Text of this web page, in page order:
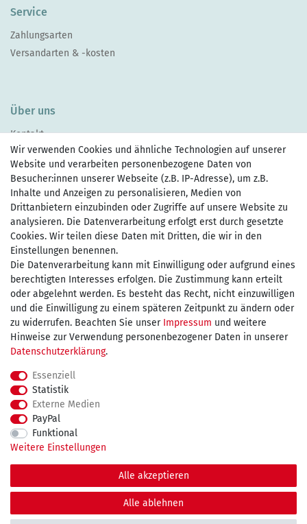
Service
Zahlungsarten
Versandarten & -kosten
Über uns
Kontakt
Zahlen Sie bequem per
Wir versenden mit
kostenfreie Lieferung
innerhalb Deutschland ab 75€
Impressum
Vertrag widerrufen
© Copyright 2026 maDDma GmbH. | Alle Rechte vorbehalten.
Wir verwenden Cookies und ähnliche Technologien auf unserer
Website und verarbeiten personenbezogene Daten von
Besucher:innen unserer Webseite (z.B. IP-Adresse), um z.B.
Inhalte und Anzeigen zu personalisieren, Medien von
Drittanbietern einzubinden oder Zugriffe auf unsere Website zu
analysieren. Die Datenverarbeitung erfolgt erst durch gesetzte
Cookies. Wir teilen diese Daten mit Dritten, die wir in den
Einstellungen benennen.
Die Datenverarbeitung kann mit Einwilligung oder aufgrund eines
berechtigten Interesses erfolgen. Die Zustimmung kann erteilt
oder abgelehnt werden. Es besteht das Recht, nicht einzuwilligen
und die Einwilligung zu einem späteren Zeitpunkt zu ändern oder
zu widerrufen. Beachten Sie unser Impressum und weitere
Hinweise zur Verwendung personenbezogener Daten in unserer
Daten­schutz­erklärung.
Essenziell
Statistik
Externe Medien
PayPal
Funktional
Weitere Einstellungen
Alle akzeptieren
Alle ablehnen